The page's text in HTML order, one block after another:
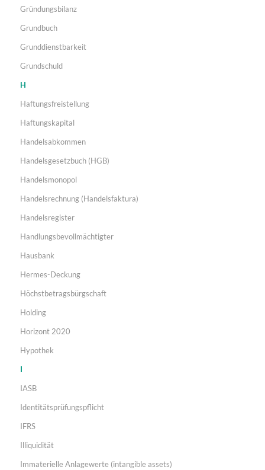
Gründungsbilanz
Grundbuch
Grunddienstbarkeit
Grundschuld
H
Haftungsfreistellung
Haftungskapital
Handelsabkommen
Handelsgesetzbuch (HGB)
Handelsmonopol
Handelsrechnung (Handelsfaktura)
Handelsregister
Handlungsbevollmächtigter
Hausbank
Hermes-Deckung
Höchstbetragsbürgschaft
Holding
Horizont 2020
Hypothek
I
IASB
Identitätsprüfungspflicht
IFRS
Illiquidität
Immaterielle Anlagewerte (intangible assets)